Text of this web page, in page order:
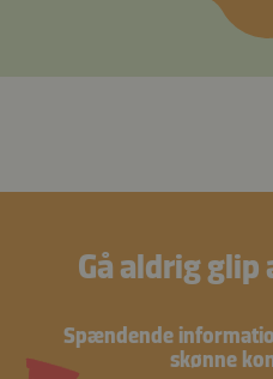
Gå aldrig glip
Spændende
skønne